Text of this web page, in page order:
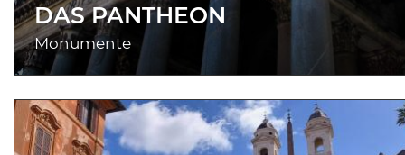
DAS PANTHEON
Monumente